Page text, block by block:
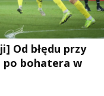
Od błędu przy
po bohatera w